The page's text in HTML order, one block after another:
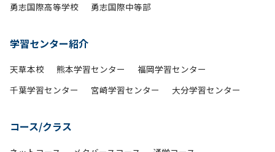
勇志国際高等学校 勇志国際中等部
学習センター紹介
天草本校 熊本学習センター
福岡学習センター
千葉学習センター
宮崎学習センター 大分学習センター
コース/クラス